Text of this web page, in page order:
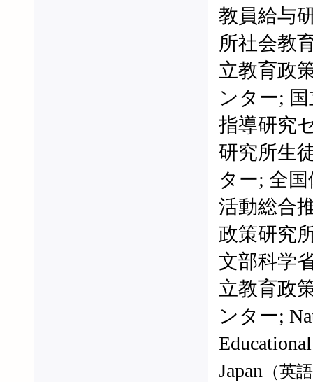
教員給与
所社会教
立教育政
ンター;
指導研究
研究所生
ター; 全
活動総合
政策研究
文部科学
立教育政
ンター;
Japan （英